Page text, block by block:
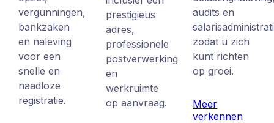
vergunningen,
bankzaken
en naleving
voor een
snelle en
naadloze
registratie.
prestigieus
adres,
professionele
postverwerking
en
werkruimte
op aanvraag.
audits en
zodat u zich
kunt richten
op groei.
Meer
verkennen